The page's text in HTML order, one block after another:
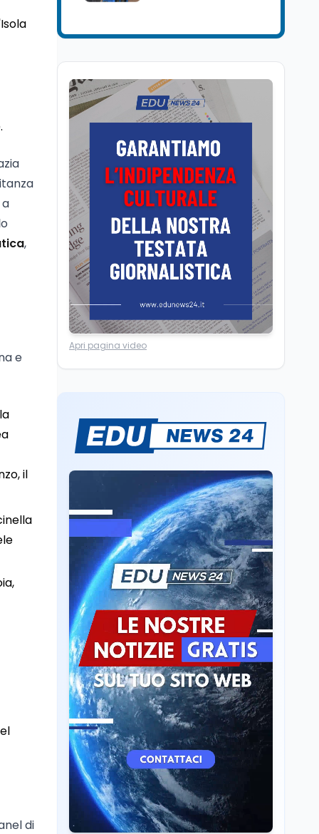
,
e
il
di
studente 14enne uccide
Editoriali 7 ago
Camere in ferie,
riapertura il 9
elettorale e Rai. La
Bari il 4 settembre per
celebrare il governo più
longevo dell’Italia
repubblicana
Cultura7 ago
Ravenna, il settembre
dantesco nel 705°
anniversario della morte
del Sommo Poeta
Cultura7 ago
Franca Ghitti a Santa
Giulia: il quarto capitolo
Scuola7 ago
“Noi siamo le Scuole”:
Sparatoria a Bangkok:
studente 14enne uccide
5 insegnanti e i nonni
Editoriali7 ago
Camere in ferie,
riapertura il 9
settembre tra legge
elettorale e Rai. La
premier Meloni attesa a
Bari il 4 settembre per
celebrare il governo più
longevo dell’Italia
repubblicana
Cultura7 ago
Ravenna, il settembre
dantesco nel 705°
anniversario della morte
del Sommo Poeta
Cultura 7 ago
Franca Ghitti a Santa
Giulia: il quarto capitolo
dei Palcoscenici
Apri pagina video